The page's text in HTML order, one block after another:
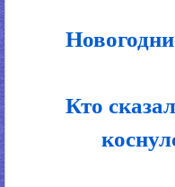
Кто